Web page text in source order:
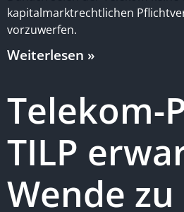
kapitalmarktrechtlichen
vorzuwerfen.
Weiterlesen »
Telekom-
TILP
Wende zu